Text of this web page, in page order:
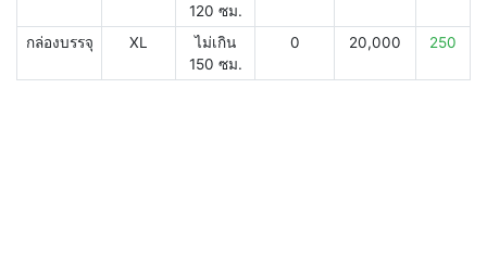
120 ซม.
กล่องบรรจุ XL
ไม่เกิน
150 ซม.
0 20,000 250